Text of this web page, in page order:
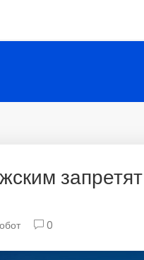
0